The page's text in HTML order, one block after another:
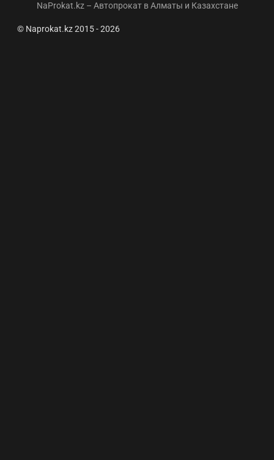
NaProkat.kz – Автопрокат в Алматы и Казахстане
© Naprokat.kz 2015 - 2026